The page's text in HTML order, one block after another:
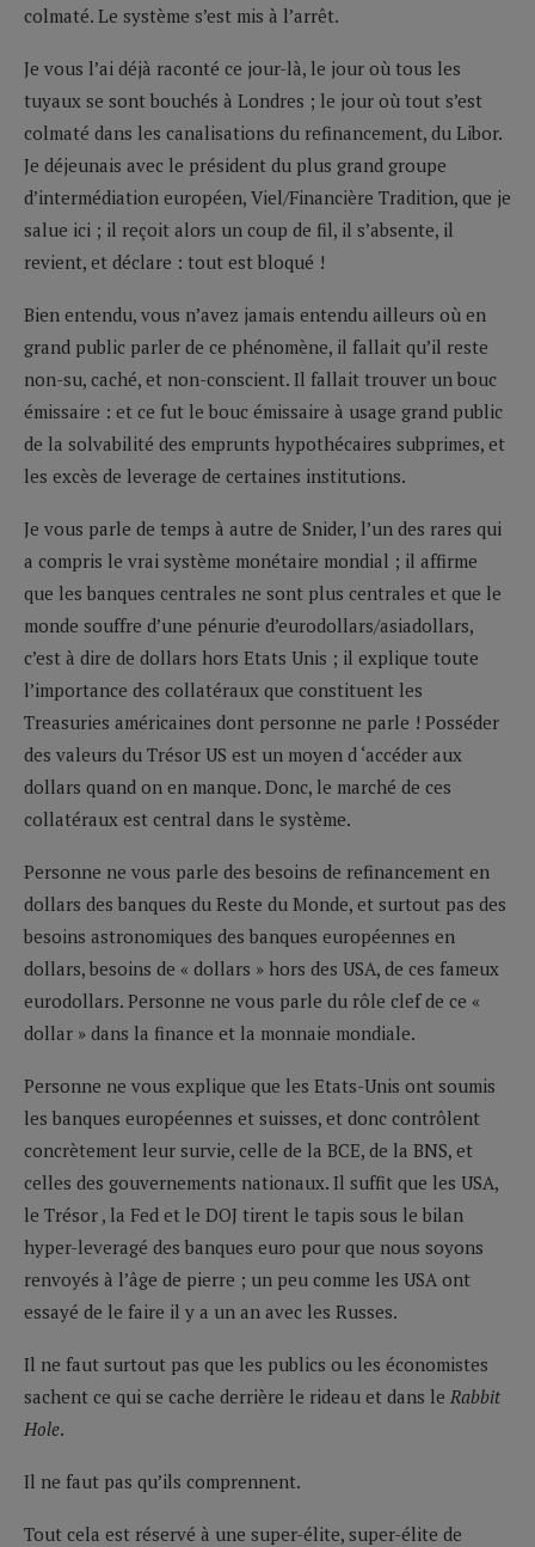
colmaté. Le système s’est mis à l’arrêt.
Je vous l’ai déjà raconté ce jour-là, le jour où tous les
tuyaux se sont bouchés à Londres ; le jour où tout s’est
colmaté dans les canalisations du refinancement, du Libor.
Je déjeunais avec le président du plus grand groupe
d’intermédiation européen, Viel/Financière Tradition, que je
salue ici ; il reçoit alors un coup de fil, il s’absente, il
revient, et déclare : tout est bloqué !
Bien entendu, vous n’avez jamais entendu ailleurs où en
grand public parler de ce phénomène, il fallait qu’il reste
non-su, caché, et non-conscient. Il fallait trouver un bouc
émissaire : et ce fut le bouc émissaire à usage grand public
de la solvabilité des emprunts hypothécaires subprimes, et
les excès de leverage de certaines institutions.
Je vous parle de temps à autre de Snider, l’un des rares qui
a compris le vrai système monétaire mondial ; il affirme
que les banques centrales ne sont plus centrales et que le
monde souffre d’une pénurie d’eurodollars/asiadollars,
c’est à dire de dollars hors Etats Unis ; il explique toute
l’importance des collatéraux que constituent les
Treasuries américaines dont personne ne parle ! Posséder
des valeurs du Trésor US est un moyen d ‘accéder aux
dollars quand on en manque. Donc, le marché de ces
collatéraux est central dans le système.
Personne ne vous parle des besoins de refinancement en
dollars des banques du Reste du Monde, et surtout pas des
besoins astronomiques des banques européennes en
dollars, besoins de « dollars » hors des USA, de ces fameux
eurodollars. Personne ne vous parle du rôle clef de ce «
dollar » dans la finance et la monnaie mondiale.
Personne ne vous explique que les Etats-Unis ont soumis
les banques européennes et suisses, et donc contrôlent
concrètement leur survie, celle de la BCE, de la BNS, et
celles des gouvernements nationaux. Il suffit que les USA,
le Trésor , la Fed et le DOJ tirent le tapis sous le bilan
hyper-leveragé des banques euro pour que nous soyons
renvoyés à l’âge de pierre ; un peu comme les USA ont
essayé de le faire il y a un an avec les Russes.
Il ne faut surtout pas que les publics ou les économistes
sachent ce qui se cache derrière le rideau et dans le Rabbit
Hole.
Il ne faut pas qu’ils comprennent.
Tout cela est réservé à une super-élite, super-élite de